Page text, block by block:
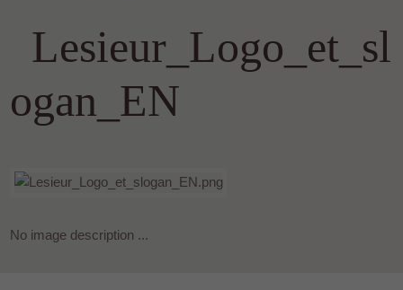
Lesieur_Logo_et_sl
ogan_EN
No image description ...